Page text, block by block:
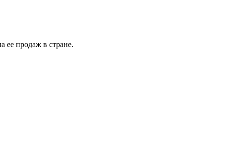
ее продаж в стране.